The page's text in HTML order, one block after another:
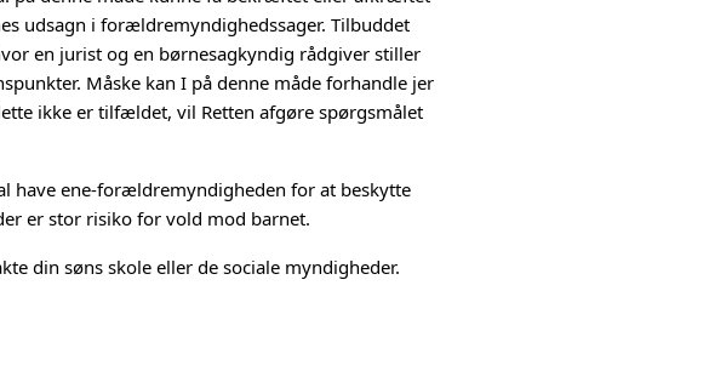
udsagn i forældremyndighedssager. Tilbuddet
en jurist og en børnesagkyndig rådgiver stiller
Måske kan I på denne måde forhandle jer
ikke er tilfældet, vil Retten afgøre spørgsmålet
have ene-forældremyndigheden for at beskytte
er stor risiko for vold mod barnet.
din søns skole eller de sociale myndigheder.